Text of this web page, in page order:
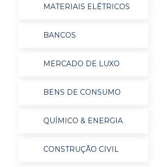
MATERIAIS ELÉTRICOS
BANCOS
MERCADO DE LUXO
BENS DE CONSUMO
QUÍMICO & ENERGIA
CONSTRUÇÃO CIVIL